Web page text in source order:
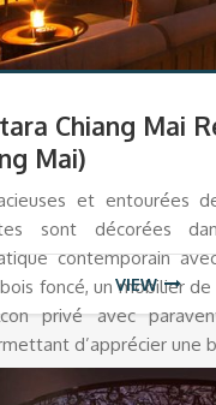
Chiang Mai
Mai)
et entourées
sont décorées
contemporain
foncé, un mobilier
privé avec
d’apprécier une
VIEW